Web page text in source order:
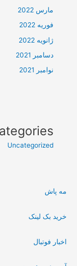
مارس 2022
فوریه 2022
ژانویه 2022
دسامبر 2021
نوامبر 2021
Uncategorized
مه پاش
خرید بک لینک
اخبار فوتبال